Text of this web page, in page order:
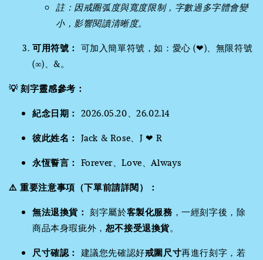
註：因戒圈弧度與寬度限制，字數過多字體會變
小，影響閱讀清晰度。
可用符號： 可加入簡單符號，如：愛心 (❤)、無限符號
(∞)、&。
💡 刻字靈感參考：
紀念日期： 2026.05.20、26.02.14
彼此姓名： Jack & Rose、J ❤ R
永恆誓言： Forever、Love、Always
⚠️ 重要注意事項（下單前請詳閱）：
無法退換貨： 刻字屬於客製化服務 ，一經刻字後，除
商品本身瑕疵外， 恕不接受退換貨。
尺寸確認： 建議您先確認好戒圍尺寸再進行刻字，若